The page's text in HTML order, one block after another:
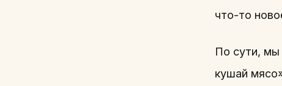
что-то
По сути, мы
кушай